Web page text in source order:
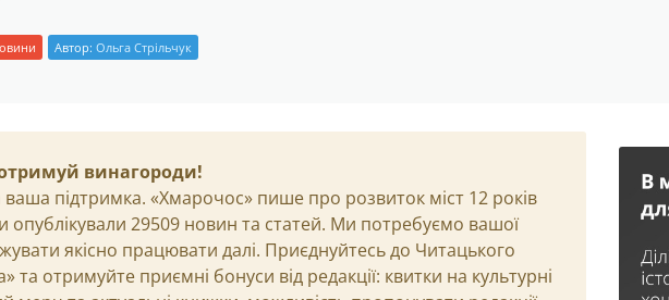
Автор: Ольга Стрільчук
винагороди!
ваша підтримка. «Хмарочос» пише про розвиток міст 12 років
опублікували 29509 новин та статей. Ми потребуємо вашої
якісно працювати далі. Приєднуйтесь до Читацького
та отримуйте приємні бонуси від редакції: квитки на культурні